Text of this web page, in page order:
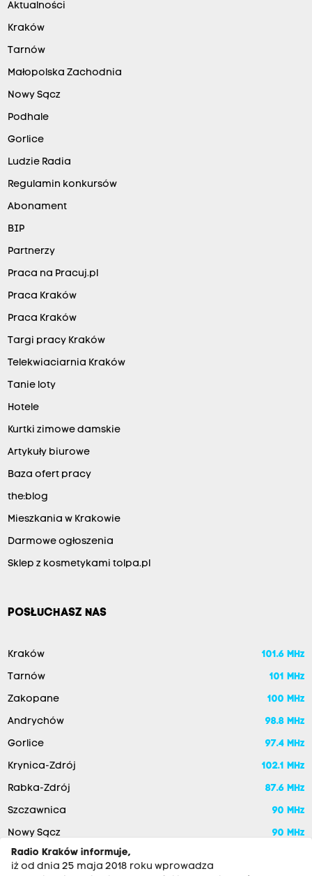
Aktualności
Kraków
Tarnów
Małopolska Zachodnia
Nowy Sącz
Podhale
Gorlice
Ludzie Radia
Regulamin konkursów
Abonament
BIP
Partnerzy
Praca na Pracuj.pl
Praca Kraków
Praca Kraków
Targi pracy Kraków
Telekwiaciarnia Kraków
Tanie loty
Hotele
Kurtki zimowe damskie
Artykuły biurowe
Baza ofert pracy
the:blog
Mieszkania w Krakowie
Darmowe ogłoszenia
Sklep z kosmetykami tolpa.pl
POSŁUCHASZ NAS
Kraków 101.6 MHz
Tarnów 101 MHz
Zakopane 100 MHz
Andrychów 98.8 MHz
Gorlice 97.4 MHz
Krynica-Zdrój 102.1 MHz
Rabka-Zdrój 87.6 MHz
Szczawnica 90 MHz
Nowy Sącz
90 MHz
Radio Kraków informuje,
iż od dnia 25 maja 2018 roku wprowadza